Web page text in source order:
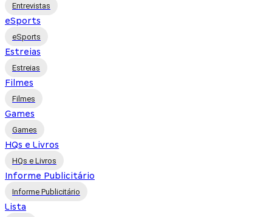
Entrevistas
eSports
eSports
Estreias
Estreias
Filmes
Filmes
Games
Games
HQs e Livros
HQs e Livros
Informe Publicitário
Informe Publicitário
Lista